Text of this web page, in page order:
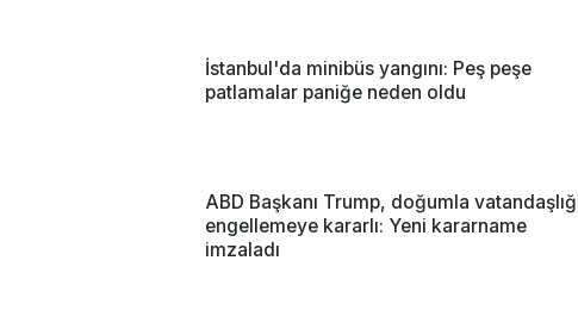
İstanbul'da minibüs yangını: Peş peşe
patlamalar paniğe neden oldu
ABD Başkanı Trump, doğumla
engellemeye kararlı: Yeni kararname
imzaladı